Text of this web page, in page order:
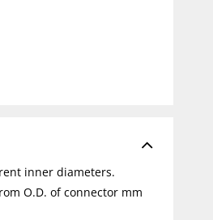
inner diameters.
O.D. of connector mm